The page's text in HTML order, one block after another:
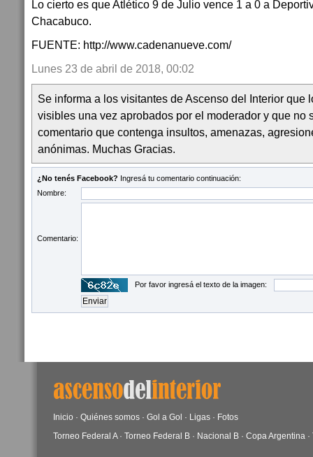
Lo cierto es que Atlético 9 de Julio vence 1 a 0 a
Chacabuco.
FUENTE: http://www.cadenanueve.com/
Lunes 23 de abril de 2018, 00:02
Se informa a los visitantes de Ascenso del Interior que
visibles una vez aprobados por el moderador y que no
comentario que contenga insultos, amenazas,
anónimas. Muchas Gracias.
¿No tenés Facebook? Ingresá tu comentario continuación:
Nombre:
Comentario:
Por favor ingresá el texto de la imagen:
Inicio · Quiénes somos · Gol a Gol · Ligas · Fotos
Torneo Federal A· Torneo Federal B · Nacional B · Copa Argentina ·